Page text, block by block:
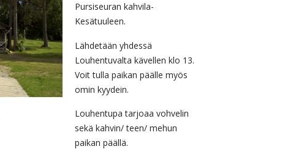
Pursiseuran kahvila-
Kesätuuleen.
Lähdetään yhdessä
Louhentuvalta kävellen klo 13.
Voit tulla paikan päälle myös
omin kyydein.
Louhentupa tarjoaa vohvelin
sekä kahvin/ teen/ mehun
paikan päällä.